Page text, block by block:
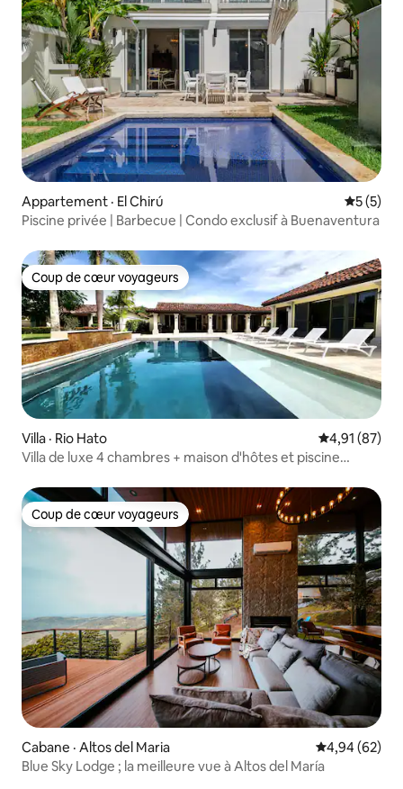
Appartement · El Chirú Note
5 (5)
Piscine privée | Barbecue | Condo exclusif à Buenaventura
Coup de cœur voyageurs
Coup de cœur voyageurs
Villa · Rio Hato Note
4,91 (87)
Villa de luxe 4 chambres + maison d'hôtes et piscine
Coup de cœur voyageurs
Coup de cœur voyageurs
Cabane · Altos del Maria Note
4,94 (62)
Blue Sky Lodge ; la meilleure vue à Altos del María